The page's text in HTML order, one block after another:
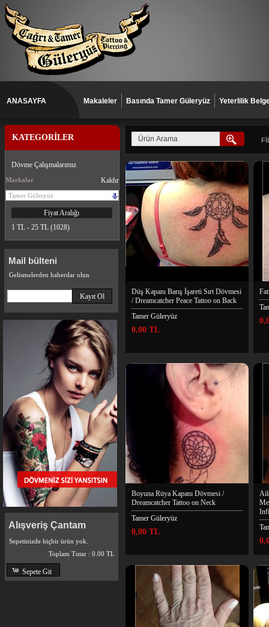
ANASAYFA Makaleler Basında Tamer Güleryüz Yeterlilik
KATEGORİLER
Dövme Çalışmalarımız
Markalar Kaldır
Tamer Güleryüz
Fiyat Aralığı
1 TL - 25 TL (1028)
Mail bülteni
Gelismelerden haberdar olun
Alışveriş Çantam
Sepetinizde hiçbir ürün yok.
Toplam Tutar : 0.00 TL
Sepete Git
Düş Kapanı Barış İşareti Sırt Dövmesi
/ Dreamcatcher Peace Tattoo on Back
Tamer Güleryüz
0,00 TL
Boyuna Rüya Kapanı Dövmesi /
Dreamcatcher Tattoo on Neck
Tamer Güleryüz
0,00 TL